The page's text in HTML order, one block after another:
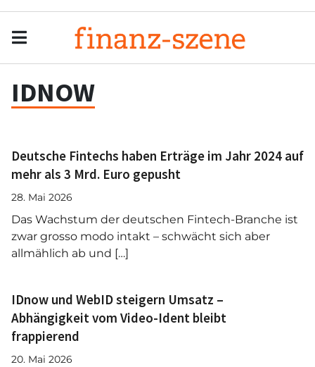
IDNOW
Deutsche Fintechs haben Erträge im Jahr 2024 auf
mehr als 3 Mrd. Euro gepusht
28. Mai 2026
Das Wachstum der deutschen Fintech-Branche ist
zwar grosso modo intakt – schwächt sich aber
allmählich ab und […]
IDnow und WebID steigern Umsatz –
Abhängigkeit vom Video-Ident bleibt
frappierend
20. Mai 2026